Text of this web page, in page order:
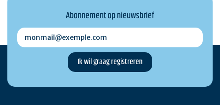
Abonnement op nieuwsbrief
monmail@exemple.com